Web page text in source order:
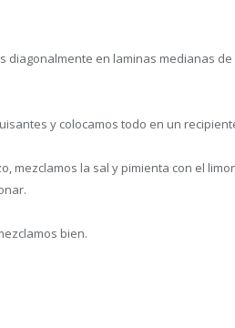
diagonalmente en laminas medianas
y colocamos todo en un
mezclamos la sal y pimienta con el
bien.